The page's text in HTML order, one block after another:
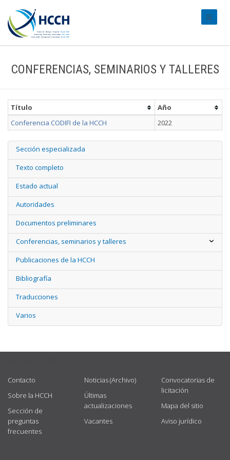
CONFERENCIAS, SEMINARIOS Y TALLERES
Título
Año
Conferencia CODIFI de la HCCH
2022
Sección especializada
Texto completo
Estado actual
Autoridades
Documentos preliminares
Conferencias, seminarios y talleres
Publicaciones de la HCCH
Bibliografía
Traducciones
Varios
Contacto
Sobre la HCCH
Sección de
preguntas
frecuentes
Noticias (Archivo)
Últimas
actualizaciones
Vacantes
Convocatorias de
licitación
Mapa del sitio
Aviso jurídico